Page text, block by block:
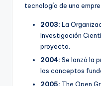
tecnología de una
2003: La
Investigación
proyecto.
2004: Se lanzó la
los conceptos
2005: The Open